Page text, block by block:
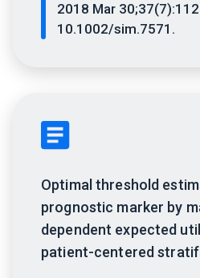
2018 Mar
10.1002/sim.7571.
Optimal threshold
prognostic marker by
dependent expected
patient-centered